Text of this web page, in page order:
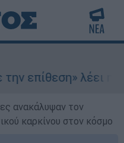
λέει η
ανακάλυψαν τον
καρκίνου στον κόσμο